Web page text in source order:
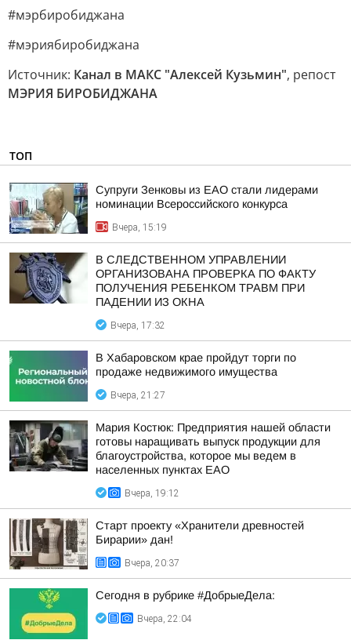
#мэрбиробиджана
#мэриябиробиджана
Источник: Канал в МАКС "Алексей Кузьмин", репост
МЭРИЯ БИРОБИДЖАНА
ТОП
Супруги Зенковы из ЕАО стали лидерами
номинации Всероссийского конкурса
Вчера, 15:19
В СЛЕДСТВЕННОМ УПРАВЛЕНИИ
ОРГАНИЗОВАНА ПРОВЕРКА ПО ФАКТУ
ПОЛУЧЕНИЯ РЕБЕНКОМ ТРАВМ ПРИ
ПАДЕНИИ ИЗ ОКНА
Вчера, 17:32
В Хабаровском крае пройдут торги по
продаже недвижимого имущества
Вчера, 21:27
Мария Костюк: Предприятия нашей области
готовы наращивать выпуск продукции для
благоустройства, которое мы ведем в
населенных пунктах ЕАО
Вчера, 19:12
Старт проекту «Хранители древностей
Бирарии» дан!
Вчера, 20:37
Сегодня в рубрике #ДобрыеДела:
Вчера, 22:04